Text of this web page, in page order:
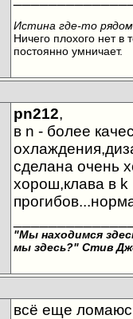
Истина где-то
Ничего плохого нет в
постоянно умничает.
pn212,
в n - более
сделана очень
хорош,клава в k
"Мы находимся
мы здесь?" Стив
всё еще